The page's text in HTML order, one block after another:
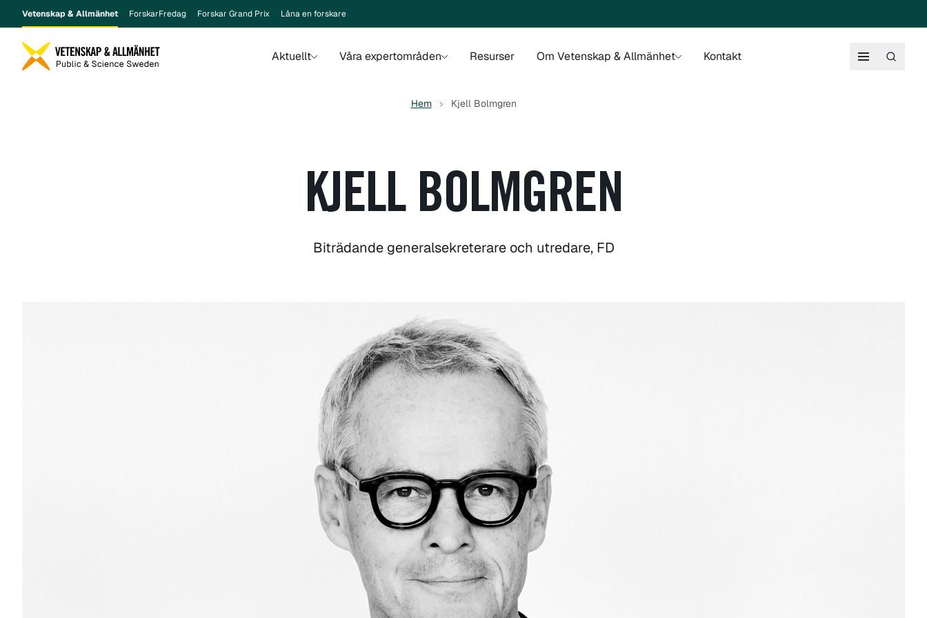
Vetenskap & Allmänhet ForskarFredag Forskar Grand Prix Låna en forskare
Aktuellt Våra expertområden Resurser Om Vetenskap & Allmänhet Kontakt
Hem Kjell Bolmgren
KJELL BOLMGREN
Biträdande generalsekreterare och utredare, FD